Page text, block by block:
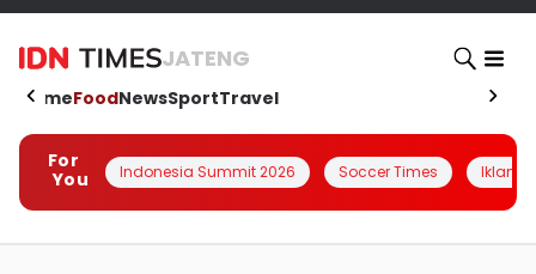
JATENG
HomeFoodNewsSportTravel
For
You
Indonesia Summit 2026 Soccer Times Iklanin